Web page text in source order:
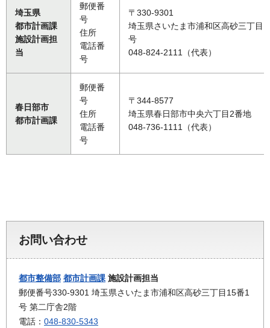
埼玉県
都市計画課
施設計画担
当
郵便番
号
住所
電話番
号
〒330-9301
埼玉県さいたま市浦和区高砂三丁目
号
048-824-2111（代表）
春日部市
都市計画課
郵便番
号
住所
電話番
号
〒344-8577
埼玉県春日部市中央六丁目2番地
048-736-1111（代表）
お問い合わせ
都市整備部 都市計画課 施設計画担当
郵便番号330-9301 埼玉県さいたま市浦和区高砂三丁目15番1
号 第二庁舎2階
電話： 048-830-5343